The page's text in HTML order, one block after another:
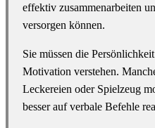
effektiv zusammenarbeiten
versorgen können.
Sie müssen die
Motivation verstehen.
Leckereien oder Spielzeug
besser auf verbale Befehle